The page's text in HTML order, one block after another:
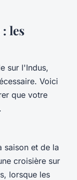
les
sur l'Indus,
Voici
que votre
saison et de la
croisière sur
lorsque les